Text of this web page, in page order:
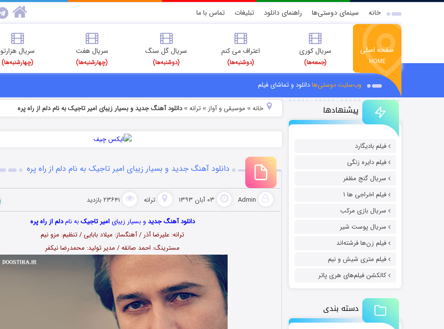
خانه سینمای دوستی‌ها راهنمای دانلود تبلیغات تماس با ما
صفحه اصلی
HOME
سریال کوری
(جمعه‌ها)
اعتراف می کنم
(دوشنبه‌ها)
سریال گل سنگ
(دوشنبه‌ها)
سریال هفت
(چهارشنبه‌ها)
سریال هزارتو
(چهارشنبه‌ها)
وب‌سایت دوستی‌هادانلود و تماشای فیلم
پیشنهادها
فیلم بادیگارد
فیلم دایره زنگی
سریال گنج مظفر
فیلم اخراجی ها ۱
سریال بازی مرکب
سریال پوست شیر
فیلم زن‌ها فرشته‌اند
فیلم متری شیش و نیم
کالکشن فیلم‌های هری پاتر
دسته بندی
خانه» موسیقی و آواز » ترانه»دانلود آهنگ جدید و بسیار زیبای امیر تاجیک به نام دلم از راه پره
دانلود آهنگ جدید و بسیار زیبای امیر تاجیک به نام دلم از راه پره
Admin ۰۳ آبان ۱۳۹۳ ترانه ۲۳۶۴۱ بازدید
دانلود آهنگ جدیدو بسیار زیبای امیر تاجیکبه نامدلم از راه پره
ترانه: علیرضا آذر / آهنگساز: میلاد بابایی / تنظیم: مزو نیم
مسترینگ: احمد صانقه / مدیر تولید: محمدرضا نیکفر